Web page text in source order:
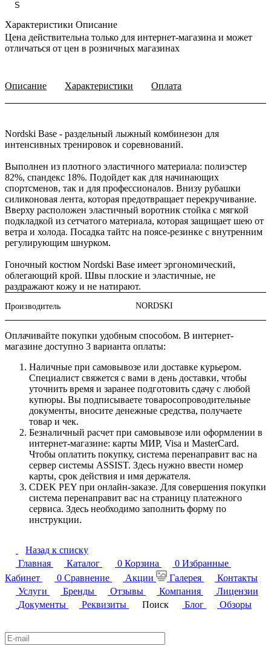
S
Характеристики Описание
Цена действительна только для интернет-магазина и может
отличаться от цен в розничных магазинах
Описание Характеристики Оплата
Nordski Base - раздельный лыжный комбинезон для
интенсивных тренировок и соревнований.
Выполнен из плотного эластичного материала: полиэстер
82%, спандекс 18%. Подойдет как для начинающих
спортсменов, так и для профессионалов. Внизу рубашки
силиконовая лента, которая предотвращает перекручивание.
Вверху расположен эластичный воротник стойка с мягкой
подкладкой из сетчатого материала, которая защищает шею от
ветра и холода. Посадка тайтс на поясе-резинке с внутренним
регулирующим шнурком.
Гоночный костюм Nordski Base имеет эргономический,
облегающий крой. Швы плоские и эластичные, не
раздражают кожу и не натирают.
Производитель NORDSKI
Оплачивайте покупки удобным способом. В интернет-
магазине доступно 3 варианта оплаты:
Наличные при самовывозе или доставке курьером.
Специалист свяжется с вами в день доставки, чтобы
уточнить время и заранее подготовить сдачу с любой
купюры. Вы подписываете товаросопроводительные
документы, вносите денежные средства, получаете
товар и чек.
Безналичный расчет при самовывозе или оформлении в
интернет-магазине: карты МИР, Visa и MasterCard.
Чтобы оплатить покупку, система перенаправит вас на
сервер системы ASSIST. Здесь нужно ввести номер
карты, срок действия и имя держателя.
CDEK PEY при онлайн-заказе. Для совершения покупки
система перенаправит вас на страницу платежного
сервиса. Здесь необходимо заполнить форму по
инструкции.
Назад к списку
Главная
Каталог 0 Корзина 0 Избранные
Кабинет
0 Сравнение Акции Галерея
Контакты
Услуги
Бренды Отзывы Компания
Лицензии
Документы
Реквизиты Поиск Блог
Обзоры